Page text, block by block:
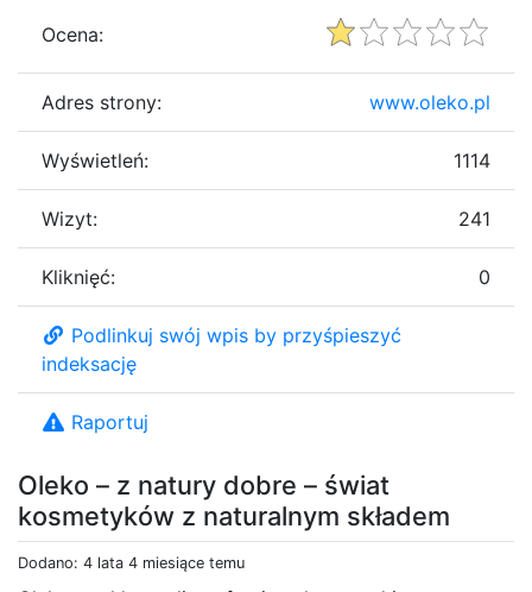
Oleko – z natury dobre – świat
kosmetyków z naturalnym składem
Dodano: 4 lata 4 miesiące temu
Ocena:
Adres strony: www.oleko.pl
Wyświetleń: 1114
Wizyt: 241
Kliknięć: 0
Podlinkuj swój wpis by przyśpieszyć
indeksację
Raportuj